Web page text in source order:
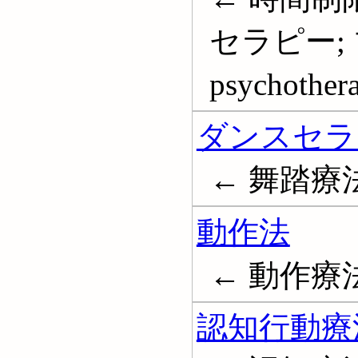
セラピー;
ダンスセ
← 舞踏療
動作法
← 動作療
認知行動